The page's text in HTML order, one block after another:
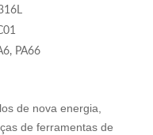
PA66
de nova energia,
de ferramentas de